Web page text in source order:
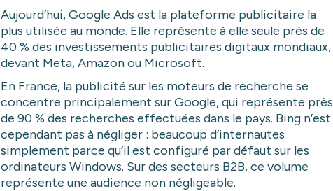
Aujourd’hui, Google Ads est la plateforme publicitaire la
plus utilisée au monde. Elle représente à elle seule près de
40 % des investissements publicitaires digitaux mondiaux,
devant Meta, Amazon ou Microsoft.
En France, la publicité sur les moteurs de recherche se
concentre principalement sur Google, qui représente près
de 90 % des recherches effectuées dans le pays. Bing n’est
cependant pas à négliger : beaucoup d’internautes
simplement parce qu’il est configuré par défaut sur les
ordinateurs Windows. Sur des secteurs B2B, ce volume
représente une audience non négligeable.